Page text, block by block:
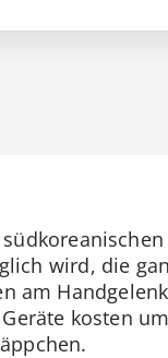
wird, die
am
kosten